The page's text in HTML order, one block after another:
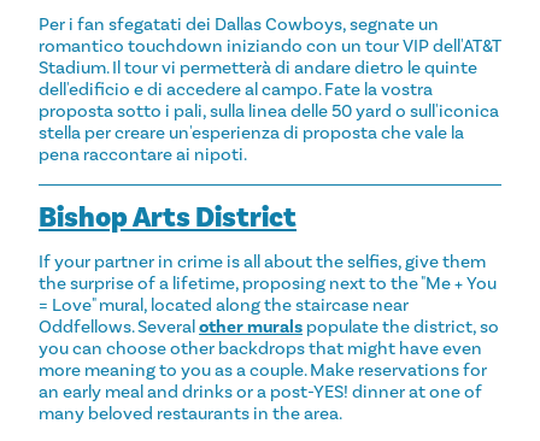
Per i fan sfegatati dei Dallas Cowboys, segnate un
romantico touchdown iniziando con un tour VIP dell'AT&T
Stadium. Il tour vi permetterà di andare dietro le quinte
dell'edificio e di accedere al campo. Fate la vostra
proposta sotto i pali, sulla linea delle 50 yard o sull'iconica
stella per creare un'esperienza di proposta che vale la
pena raccontare ai nipoti.
Bishop Arts District
If your partner in crime is all about the selfies, give them
the surprise of a lifetime, proposing next to the "Me + You
= Love" mural, located along the staircase near
Oddfellows. Severalother murals populate the district, so
you can choose other backdrops that might have even
more meaning to you as a couple. Make reservations for
an early meal and drinks or a post-YES! dinner at one of
many beloved restaurants in the area.